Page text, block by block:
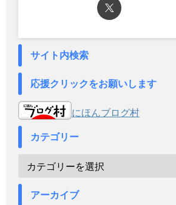
サイト内検索
応援クリックをお願いします
にほんブログ村
カテゴリー
アーカイブ